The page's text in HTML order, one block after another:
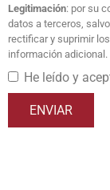
Legitimación: por su
datos a terceros,
rectificar y suprimir
información adicional.
He leído y